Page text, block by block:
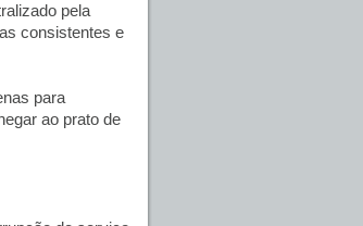
pela
consistentes e
para
ao prato de